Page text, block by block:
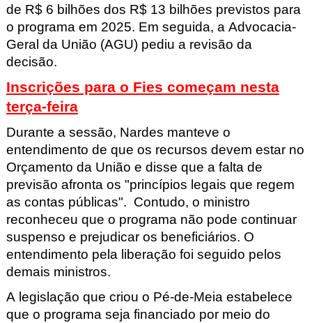
de R$ 6 bilhões dos R$ 13 bilhões previstos para
o programa em 2025. Em seguida, a Advocacia-
Geral da União (AGU) pediu a revisão da
decisão.
Inscrições para o Fies começam nesta
terça-feira
Durante a sessão, Nardes manteve o
entendimento de que os recursos devem estar no
Orçamento da União e disse que a falta de
previsão afronta os "princípios legais que regem
as contas públicas". Contudo, o ministro
reconheceu que o programa não pode continuar
suspenso e prejudicar os beneficiários. O
entendimento pela liberação foi seguido pelos
demais ministros.
A legislação que criou o Pé-de-Meia estabelece
que o programa seja financiado por meio do